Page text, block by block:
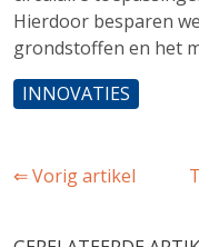
Hierdoor besparen
grondstoffen en het
INNOVATIES
⇐ Vorig artikel